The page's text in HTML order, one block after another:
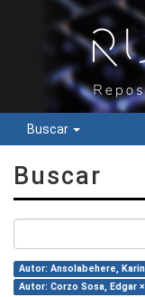
Buscar
Buscar
Autor: Ansolabehere,
Autor: Corzo Sosa, Edgar ×